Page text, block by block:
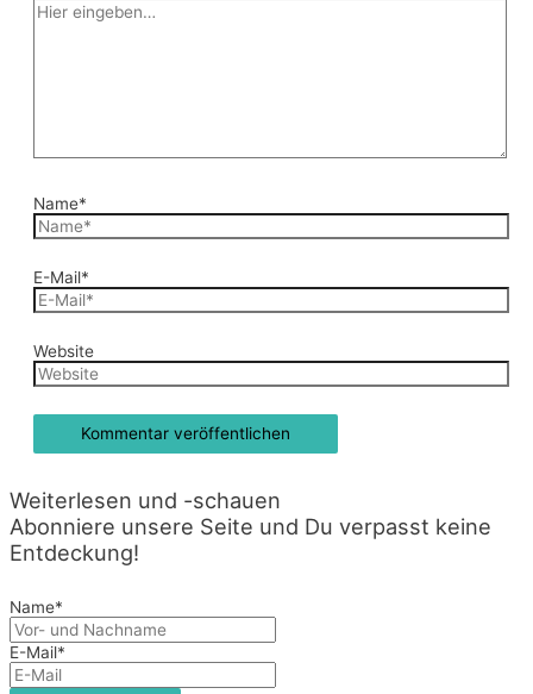
Name*
E-Mail*
Website
Weiterlesen und -schauen
Abonniere unsere Seite und Du verpasst keine
Entdeckung!
Name*
E-Mail*